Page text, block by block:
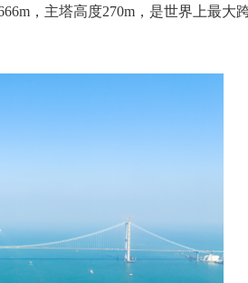
，主塔高度270m，是世界上最大